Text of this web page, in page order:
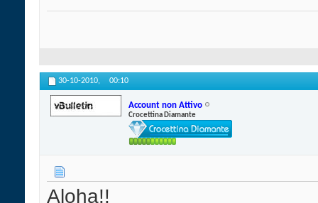
30-10-2010, 00:10
Account non Attivo
Crocettina Diamante
Aloha!!